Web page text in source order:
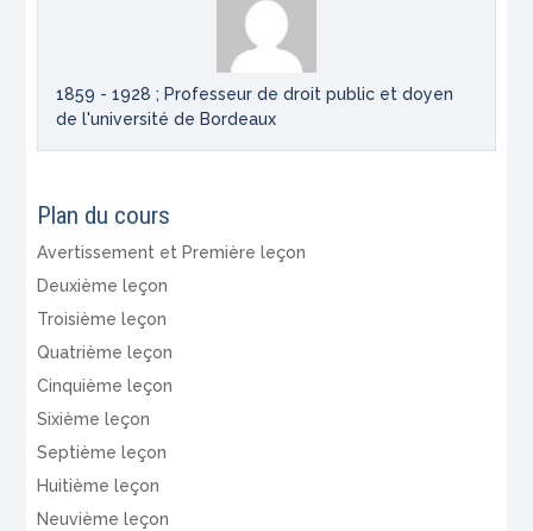
1859 - 1928 ; Professeur de droit public et doyen
de l'université de Bordeaux
Plan du cours
Avertissement et Première leçon
Deuxième leçon
Troisième leçon
Quatrième leçon
Cinquième leçon
Sixième leçon
Septième leçon
Huitième leçon
Neuvième leçon